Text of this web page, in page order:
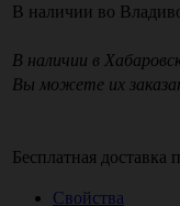
В наличии во
В наличии в
Вы можете их
Бесплатная доставка
Свойства